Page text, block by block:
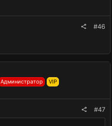
#46
Администратор VIP
#47